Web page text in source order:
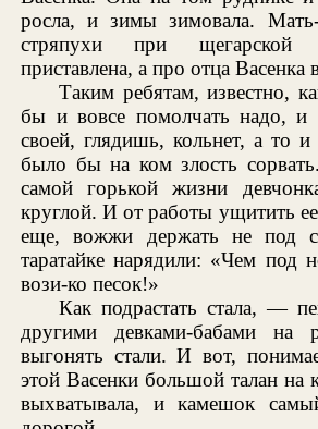
росла, и зимы зимовала.
стряпухи при щегарской
приставлена, а про отца Васенка
Таким ребятам, известно,
бы и вовсе помолчать надо, и
своей, глядишь, кольнет, а то и
было бы на ком злость
самой горькой жизни
круглой. И от работы ущитить
еще, вожжи держать не под
таратайке нарядили: «Чем под
вози-ко песок!»
Как подрастать стала, —
другими девками-бабами на
выгонять стали. И вот,
этой Васенки большой талан на
выхватывала, и камешок